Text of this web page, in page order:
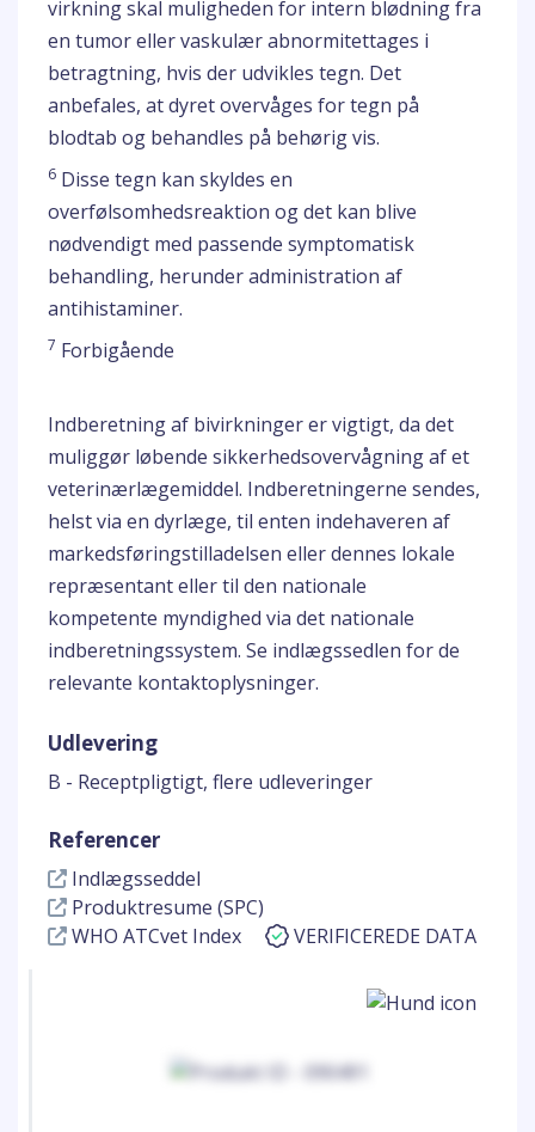
virkning skal muligheden for intern blødning fra
en tumor eller vaskulær abnormitettages i
betragtning, hvis der udvikles tegn. Det
anbefales, at dyret overvåges for tegn på
blodtab og behandles på behørig vis.
6 Disse tegn kan skyldes en
overfølsomhedsreaktion og det kan blive
nødvendigt med passende symptomatisk
behandling, herunder administration af
antihistaminer.
7 Forbigående
Indberetning af bivirkninger er vigtigt, da det
muliggør løbende sikkerhedsovervågning af et
veterinærlægemiddel. Indberetningerne sendes,
helst via en dyrlæge, til enten indehaveren af
markedsføringstilladelsen eller dennes lokale
repræsentant eller til den nationale
kompetente myndighed via det nationale
indberetningssystem. Se indlægssedlen for de
relevante kontaktoplysninger.
Udlevering
B - Receptpligtigt, flere udleveringer
Referencer
Indlægsseddel
Produktresume (SPC)
WHO ATCvet Index
VERIFICEREDE DATA